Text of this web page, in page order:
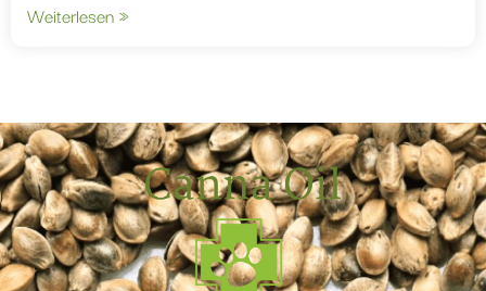
Weiterlesen »